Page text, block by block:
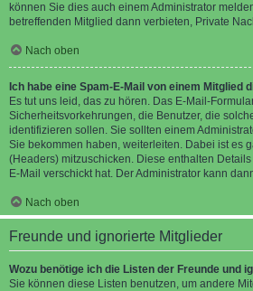
können Sie dies auch einem Administrator
betreffenden Mitglied dann verbieten, Private
Nach oben
Ich habe eine Spam-E-Mail von einem Mitglied
Es tut uns leid, das zu hören. Das E-Mail-
Sicherheitsvorkehrungen, die Benutzer, die
identifizieren sollen. Sie sollten einem
Sie bekommen haben, weiterleiten. Dabei ist es
(Headers) mitzuschicken. Diese enthalten
E-Mail verschickt hat. Der Administrator kann
Nach oben
Freunde und ignorierte Mitglieder
Wozu benötige ich die Listen der Freunde und
Sie können diese Listen benutzen, um andere